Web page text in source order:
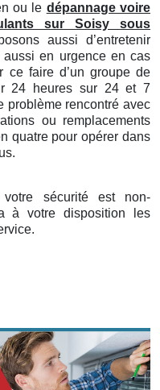
ou le dépannage voire
sur Soisy sous
aussi d’entretenir
en urgence en cas
ce faire d’un groupe de
24 heures sur 24 et 7
problème rencontré avec
ou remplacements
quatre pour opérer dans
sécurité est non-
à votre disposition les